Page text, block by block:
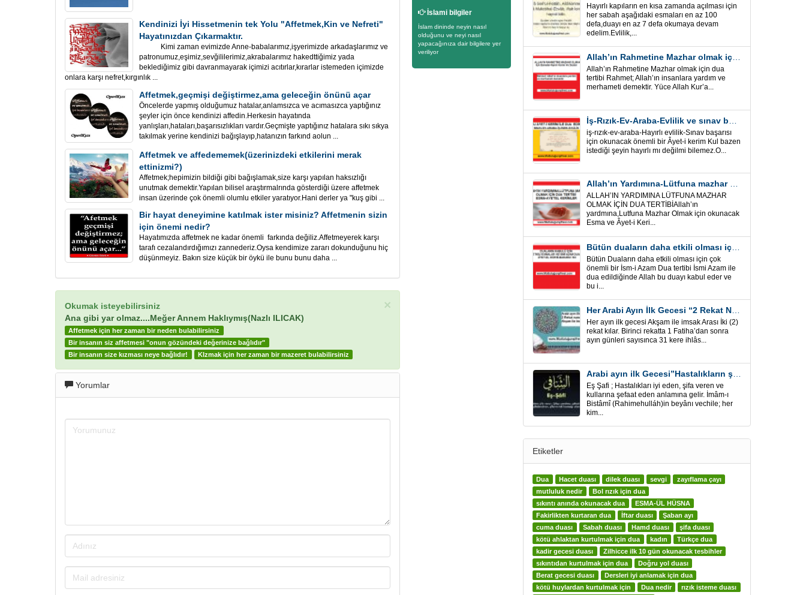
Kendinizi İyi Hissetmenin tek Yolu "Affetmek,Kin ve Nefreti"
Hayatınızdan Çıkarmaktır.
Kimi zaman evimizde Anne-babalarımız,işyerimizde arkadaşlarımız ve
patronumuz,eşimiz,sevğililerimiz,akrabalarımız hakedttiğimiz yada
beklediğimiz gibi davranmayarak içimizi acıtırlar,kırarlar istemeden içimizde
onlara karşı nefret,kırgınlık ...
Affetmek,geçmişi değiştirmez,ama geleceğin önünü açar
Öncelerde yapmış olduğumuz hatalar,anlamsızca ve acımasızca yaptığınız
şeyler için önce kendinizi affedin.Herkesin hayatında
yanlışları,hataları,başarısızlıkları vardır.Geçmişte yaptığınız hatalara sıkı sıkya
takılmak yerine kendinizi bağışlayıp,hatanızın farkınd aolun ...
Affetmek ve affedememek(üzerinizdeki etkilerini merak
ettinizmi?)
Affetmek;hepimizin bildiği gibi bağışlamak,size karşı yapılan haksızlığı
unutmak demektir.Yapılan bilisel araştırmalrında gösterdiği üzere affetmek
insan üzerinde çok önemli olumlu etkiler yaratıyor.Hani derler ya "kuş gibi ...
Bir hayat deneyimine katılmak ister misiniz? Affetmenin sizin
için önemi nedir?
Hayatımızda affetmek ne kadar önemli farkında değiliz.Affetmeyerek karşı
tarafı cezalandırdığımızı zannederiz.Oysa kendimize zararı dokunduğunu hiç
düşünmeyiz. Bakın size küçük bir öykü ile bunu bunu daha ...
×
Okumak isteyebilirsiniz
Ana gibi yar olmaz....Meğer Annem Haklıymış(Nazlı ILICAK)
Affetmek için her zaman bir neden bulabilirsiniz
Bir insanın siz affetmesi "onun gözündeki değerinize bağlıdır"
Bir insanın size kızması neye bağlıdır!
KIzmak için her zaman bir mazeret bulabilirsiniz
Yorumlar
İslami bilgiler
İslam dininde neyin nasıl
olduğunu ve neyi nasıl
yapacağınıza dair bilgilere yer
veriliyor
Hayırlı kapıların en kısa zamanda açılması için
her sabah aşağıdaki esmaları en az 100
defa,duayı en az 7 defa okumaya devam
edelim.Evlilik,...
Allah’ın Rahmetine Mazhar olmak için ” Esmalar-Ayet ve Dualar”
Allah’ın Rahmetine Mazhar olmak için dua
tertibi Rahmet; Allah’ın insanlara yardım ve
merhameti demektir. Yüce Allah Kur’a...
iş-rızık-ev-araba-Hayırlı evlilik-Sınav başarısı
için okunacak önemli bir Âyet-i kerim Kul bazen
istediği şeyin hayırlı mı değilmi bilemez.O...
ALLAH’IN YARDIMINA LÜTFUNA MAZHAR
OLMAK İÇİN DUA TERTİBİAllah’ın
yardmına,Lutfuna Mazhar Olmak için okunacak
Esma ve Âyet-i Keri...
Bütün duaların daha etkili olması için önemli bir İsm-i Azam Dua Tertibi
Bütün Duaların daha etkili olması için çok
önemli bir İsm-i Azam Dua tertibi İsmi Azam ile
dua edildiğinde Allah bu duayı kabul eder ve
bu i...
Her Arabi Ayın İlk Gecesi “2 Rekat Namaz” O Ay tüm belalardan kurtuluş
Her ayın ilk gecesi Akşam ile imsak Arası İki (2)
rekat kılar. Birinci rekatta 1 Fatiha’dan sonra
ayın günleri sayısınca 31 kere ihlâs...
Arabi ayın ilk Gecesi”Hastalıkların şifa için” Eş-Şafi
Eş Şafi ; Hastalıkları iyi eden, şifa veren ve
kullarına şefaat eden anlamına gelir. İmâm-ı
Bistâmî (Rahimehulláh)in beyânı vechile; her
kim...
Etiketler
Dua Hacet duası dilek duası sevgi
zayıflama çayı
mutluluk nedir
Bol rızık için dua
sıkıntı anında okunacak dua
ESMA-ÜL HÜSNA
Fakirlikten kurtaran dua
İftar duası
Şaban ayı
cuma duası
Sabah duası Hamd duası
şifa duası
kötü ahlaktan kurtulmak için dua
kadın
Türkçe dua
kadir gecesi duası
Zilhicce ilk 10 gün okunacak tesbihler
sıkıntıdan kurtulmak için dua
Doğru yol duası
Berat gecesi duası
Dersleri iyi anlamak için dua
kötü huylardan kurtulmak için
Dua nedir rızık isteme duası